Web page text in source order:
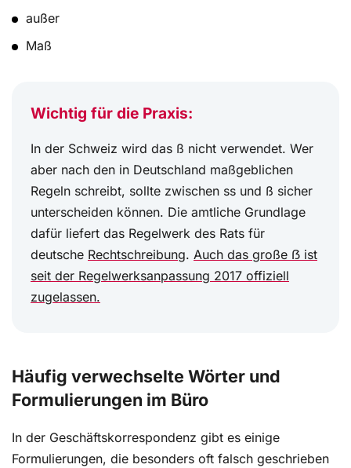
außer
Maß
Wichtig für die Praxis:
In der Schweiz wird das ß nicht verwendet. Wer
aber nach den in Deutschland maßgeblichen
Regeln schreibt, sollte zwischen ss und ß sicher
unterscheiden können. Die amtliche Grundlage
dafür liefert das Regelwerk des Rats für
deutsche Rechtschreibung. Auch das große ẞ ist
seit der Regelwerksanpassung 2017 offiziell
zugelassen.
Häufig verwechselte Wörter und
Formulierungen im Büro
In der Geschäftskorrespondenz gibt es einige
Formulierungen, die besonders oft falsch geschrieben